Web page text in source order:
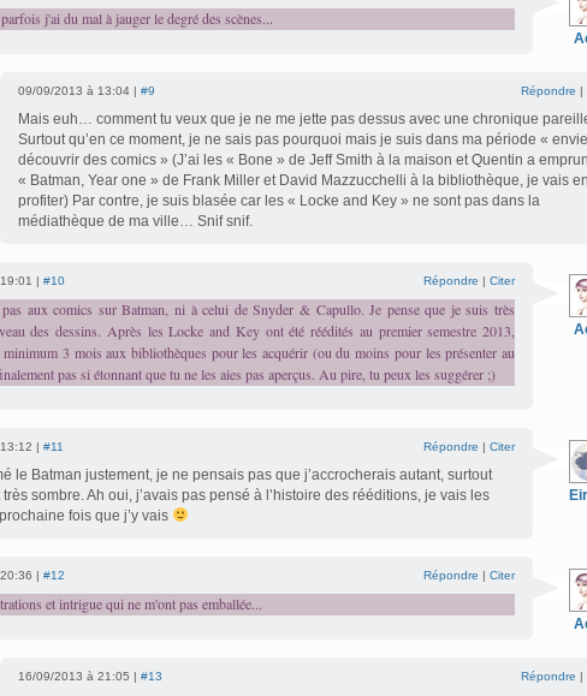
j'ai du mal à jauger le degré des scènes...
09/09/2013 à 13:04 | #9 Répondre |
Mais euh… comment tu veux que je ne me jette pas dessus avec une chronique
Surtout qu’en ce moment, je ne sais pas pourquoi mais je suis dans ma période «
découvrir des comics » (J’ai les « Bone » de Jeff Smith à la maison et Quentin a
« Batman, Year one » de Frank Miller et David Mazzucchelli à la bibliothèque, je vais en
profiter) Par contre, je suis blasée car les « Locke and Key » ne sont pas dans la
médiathèque de ma ville… Snif snif.
| #10 Répondre | Citer
pas aux comics sur Batman, ni à celui de Snyder & Capullo. Je pense que je suis très
des dessins. Après les Locke and Key ont été réédités au premier semestre 2013,
3 mois aux bibliothèques pour les acquérir (ou du moins pour les présenter au
pas si étonnant que tu ne les aies pas aperçus. Au pire, tu peux les suggérer ;)
| #11 Répondre | Citer
le Batman justement, je ne pensais pas que j’accrocherais autant, surtout
très sombre. Ah oui, j’avais pas pensé à l’histoire des rééditions, je vais les
fois que j’y vais
| #12 Répondre | Citer
et intrigue qui ne m'ont pas emballée...
16/09/2013 à 21:05 | #13 Répondre |